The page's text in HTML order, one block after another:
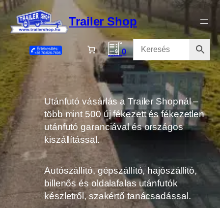
Ugrás
tartalomhoz
Trailer Shop
0
Utánfutó vásárlás a Trailer Shopnál –
több mint 500 új fékezett és fékezetlen
utánfutó garanciával és országos
kiszállítással.
Autószállító, gépszállító, hajószállító,
billenős és oldalafalas utánfutók
készletről, szakértő tanácsadással.